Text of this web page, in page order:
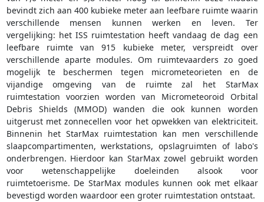
bevindt zich aan 400 kubieke meter aan leefbare ruimte waarin
verschillende mensen kunnen werken en leven. Ter
vergelijking: het ISS ruimtestation heeft vandaag de dag een
leefbare ruimte van 915 kubieke meter, verspreidt over
verschillende aparte modules. Om ruimtevaarders zo goed
mogelijk te beschermen tegen micrometeorieten en de
vijandige omgeving van de ruimte zal het StarMax
ruimtestation voorzien worden van Micrometeoroid Orbital
Debris Shields (MMOD) wanden die ook kunnen worden
uitgerust met zonnecellen voor het opwekken van elektriciteit.
Binnenin het StarMax ruimtestation kan men verschillende
slaapcompartimenten, werkstations, opslagruimten of labo's
onderbrengen. Hierdoor kan StarMax zowel gebruikt worden
voor wetenschappelijke doeleinden alsook voor
ruimtetoerisme. De StarMax modules kunnen ook met elkaar
bevestigd worden waardoor een groter ruimtestation ontstaat.